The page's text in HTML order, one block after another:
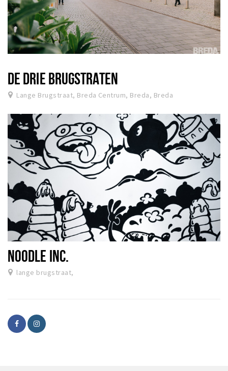
DE DRIE BRUGSTRATEN
Lange Brugstraat, Breda Centrum, Breda, Breda
NOODLE INC.
lange brugstraat,